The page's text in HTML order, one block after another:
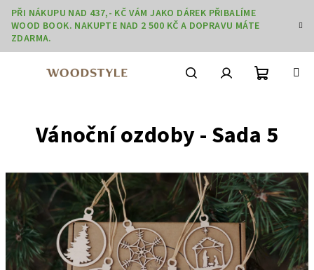
Přejít
obsah
PŘI NÁKUPU NAD 437,- KČ VÁM JAKO DÁREK PŘIBALÍME
WOOD BOOK. NAKUPTE NAD 2 500 KČ A DOPRAVU MÁTE
ZDARMA.
košík
Vánoční ozdoby - Sada 5